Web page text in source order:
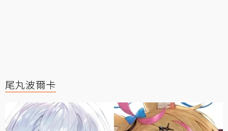
尾丸波爾卡